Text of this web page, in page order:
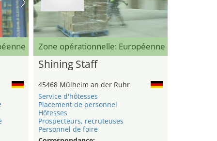
Zone opérationnelle: Européenne
Shining Staff
45468 Mülheim an der Ruhr
Service d'hôtesses
Placement de personnel
Hôtesses
Prospecteurs, recruteuses
Personnel de foire